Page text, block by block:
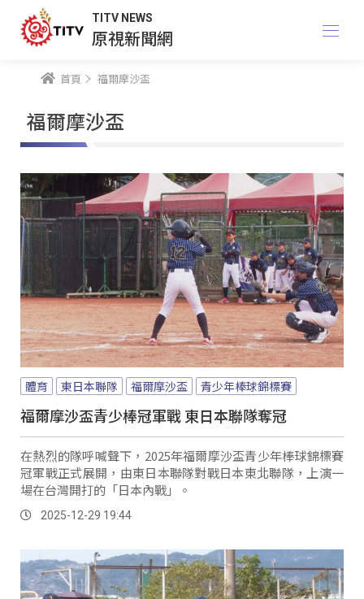
TITV NEWS
原視新聞網
首頁 福爾摩沙盃
福爾摩沙盃
體育 東日本聯隊 福爾摩沙盃 青少年棒球錦標賽
福爾摩沙盃青少棒冠軍戰 東日本聯隊奪冠
在熱烈的隊呼喊聲下，2025年福爾摩沙盃青少年棒球錦標賽
冠軍戰正式展開，由東日本聯隊對戰日本東北聯隊，上演一
場在台灣開打的「日本內戰」。
2025-12-29 19:44